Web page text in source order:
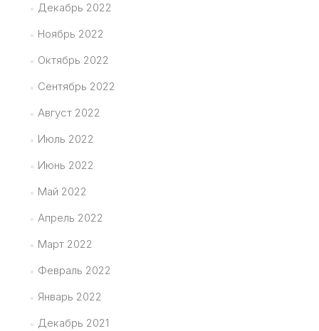
Декабрь 2022
Ноябрь 2022
Октябрь 2022
Сентябрь 2022
Август 2022
Июль 2022
Июнь 2022
Май 2022
Апрель 2022
Март 2022
Февраль 2022
Январь 2022
Декабрь 2021